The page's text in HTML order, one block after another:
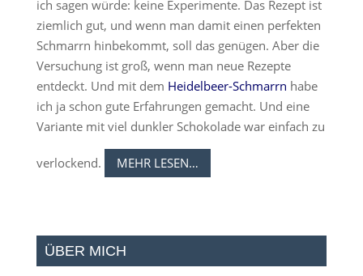
ich sagen würde: keine Experimente. Das Rezept ist
ziemlich gut, und wenn man damit einen perfekten
Schmarrn hinbekommt, soll das genügen. Aber die
Versuchung ist groß, wenn man neue Rezepte
entdeckt. Und mit dem Heidelbeer-Schmarrn habe
ich ja schon gute Erfahrungen gemacht. Und eine
Variante mit viel dunkler Schokolade war einfach zu
verlockend. MEHR LESEN…
ÜBER MICH